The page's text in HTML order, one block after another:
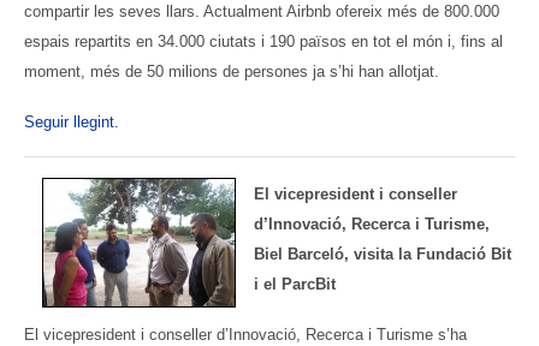
compartir les seves llars. Actualment Airbnb ofereix més de 800.000
espais repartits en 34.000 ciutats i 190 països en tot el món i, fins al
moment, més de 50 milions de persones ja s’hi han allotjat.
Seguir llegint.
El vicepresident i conseller
d’Innovació, Recerca i Turisme,
Biel Barceló, visita la Fundació Bit
i el ParcBit
El vicepresident i conseller d’Innovació, Recerca i Turisme s’ha